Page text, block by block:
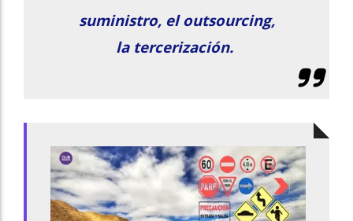
suministro, el outsourcing,
la tercerización.